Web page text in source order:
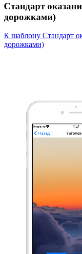
Стандарт
дорожками)
К шаблону Стандарт
дорожками)